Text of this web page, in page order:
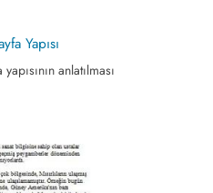
Yapısı
anlatılması